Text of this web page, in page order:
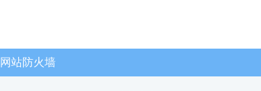
网站防火墙